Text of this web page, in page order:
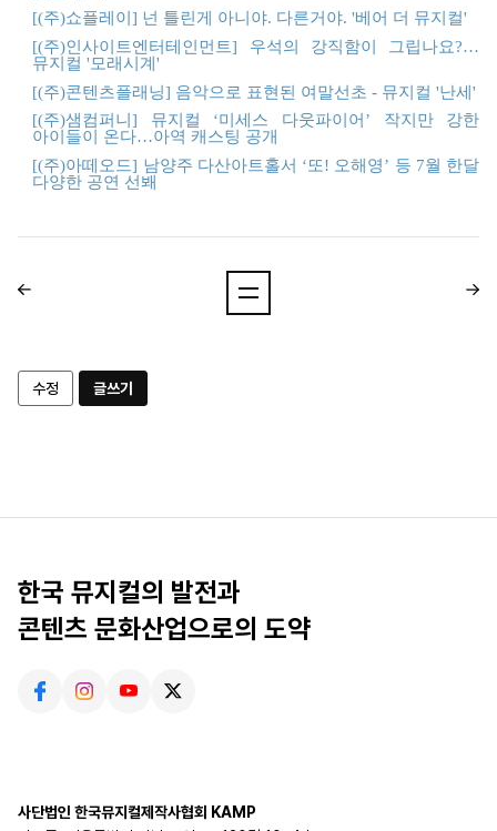
[(주)쇼플레이] 넌 틀린게 아니야. 다른거야. '베어 더 뮤지컬'
[(주)인사이트엔터테인먼트] 우석의 강직함이
그립나요?…
뮤지컬 '모래시계'
[(주)콘텐츠플래닝] 음악으로 표현된 여말선초 - 뮤지컬 '난세'
[(주)샘컴퍼니] 뮤지컬 ‘미세스 다웃파이어’ 작지만 강한
아이들이
온다…아역 캐스팅 공개
[(주)아떼오드] 남양주 다산아트홀서 ‘또! 오해영’ 등 7월 한달
다양한 공연 선봬
수정 글쓰기
한국 뮤지컬의 발전과
콘텐츠 문화산업으로의 도약
사단법인 한국뮤지컬제작사협회 KAMP